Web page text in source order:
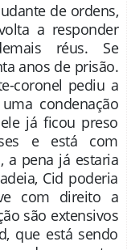
de ordens,
a responder
réus. Se
anos de prisão.
coronel pediu a
condenação
já ficou preso
e está com
a pena já estaria
Cid poderia
com direito a
são extensivos
que está sendo